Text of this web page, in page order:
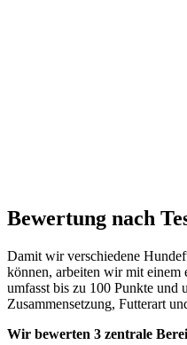
Bewertung nach
Damit wir verschiedene
können, arbeiten wir mit einem
umfasst bis zu 100 Punkte und
Zusammensetzung, Futterart
Wir bewerten 3 zentrale